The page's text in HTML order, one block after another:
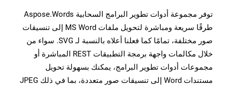
توفر مجموعة أدوات تطوير البرامج السحابية Aspose.Words
طرقًا سريعة ومباشرة لتحويل ملفات MS Word إلى تنسيقات
صور مختلفة، تمامًا كما فعلنا أعلاه بالنسبة لـ SVG. سواء من
خلال مكالمات واجهة برمجة التطبيقات REST المباشرة أو
مجموعات أدوات تطوير البرامج، يمكنك بسهولة تحويل
مستندات Word إلى تنسيقات صور متعددة، بما في ذلك JPEG